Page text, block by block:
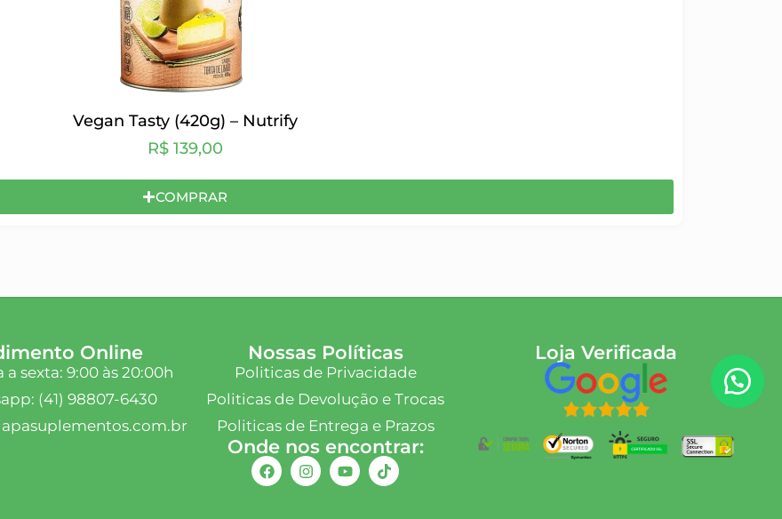
Vegan Tasty (420g) – Nutrify
R$139,00
COMPRAR
Online
a sexta: 9:00 às 20:00h
(41) 98807-6430
Nossas Políticas
Politicas de Privacidade
Politicas de Devolução e Trocas
Politicas de Entrega e Prazos
Onde nos encontrar:
Loja Verificada